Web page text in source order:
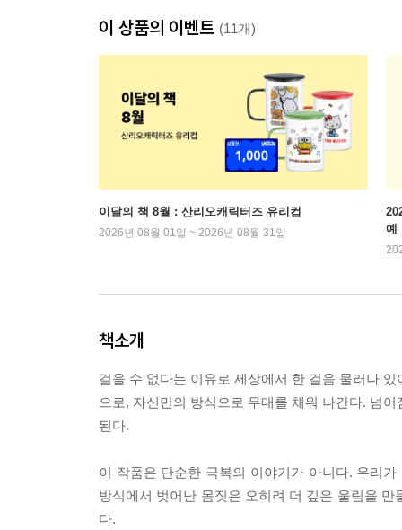
이 상품의 이벤트 (11개)
이달의 책 8월 : 산리오캐릭터즈 유리컵
2026년 08월 01일 ~ 2026년 08월 31일
예
책소개
걸을 수 없다는 이유로 세상에서 한 걸음 물러나
으로, 자신만의 방식으로 무대를 채워 나간다. 넘
된다.
이 작품은 단순한 극복의 이야기가 아니다. 우리가
방식에서 벗어난 몸짓은 오히려 더 깊은 울림을
다.